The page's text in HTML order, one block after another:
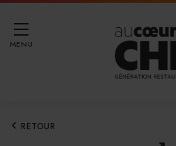
MENU
RETOUR